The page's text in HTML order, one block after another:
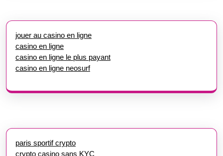
jouer au casino en ligne
casino en ligne
casino en ligne le plus payant
casino en ligne neosurf
paris sportif crypto
crypto casino sans KYC